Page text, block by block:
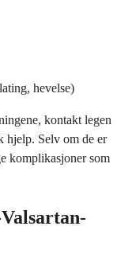
hevelse)
kontakt legen
hjelp. Selv om de er
komplikasjoner som